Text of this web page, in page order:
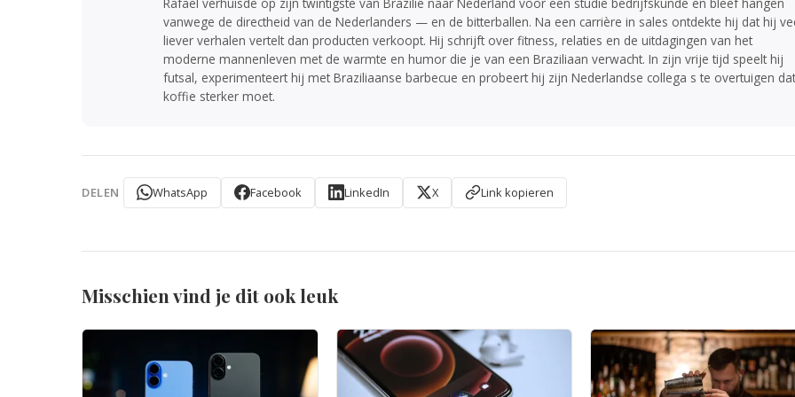
vanwege de directheid van de Nederlanders — en de bitterballen. Na een carrière in sales ontdekte hij dat hij
liever verhalen vertelt dan producten verkoopt. Hij schrijft over fitness, relaties en de uitdagingen van het
moderne mannenleven met de warmte en humor die je van een Braziliaan verwacht. In zijn vrije tijd speelt hij
futsal, experimenteert hij met Braziliaanse barbecue en probeert hij zijn Nederlandse collega s te overtuigen dat
koffie sterker moet.
DELEN WhatsApp Facebook LinkedIn X Link kopieren
Misschien vind je dit ook leuk